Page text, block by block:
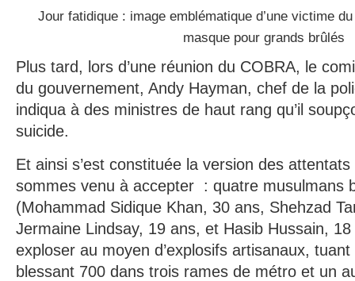
Jour fatidique : image emblématique d’une victime
masque pour grands brûlés
Plus tard, lors d’une réunion du COBRA, le
du gouvernement, Andy Hayman, chef de la
indiqua à des ministres de haut rang qu’il
suicide.
Et ainsi s’est constituée la version des
sommes venu à accepter : quatre musulmans
(Mohammad Sidique Khan, 30 ans, Shehzad
Jermaine Lindsay, 19 ans, et Hasib Hussain,
exploser au moyen d’explosifs artisanaux,
blessant 700 dans trois rames de métro et un